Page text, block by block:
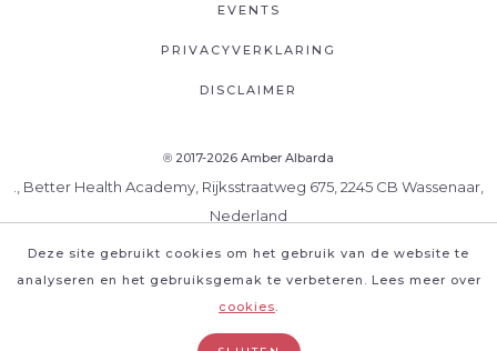
Deze site gebruikt cookies om het gebruik van de website te
analyseren en het gebruiksgemak te verbeteren. Lees meer over
cookies.
EVENTS
PRIVACYVERKLARING
DISCLAIMER
® 2017-2026 Amber Albarda
., Better Health Academy, Rijksstraatweg 675, 2245 CB Wassenaar,
Nederland